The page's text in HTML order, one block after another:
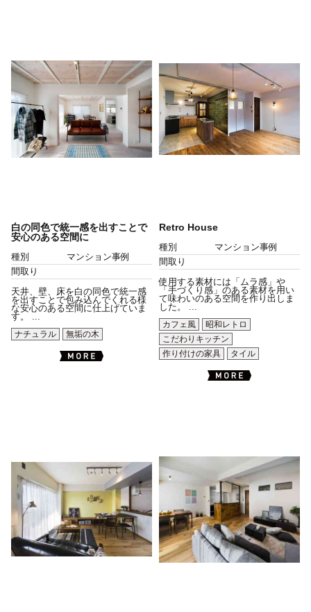
白の同色で統一感を出すことで
安心のある空間に
種別
マンション事例
間取り
天井、壁、床を白の同色で統一感
を出すことで包み込んでくれる様
な安心のある空間に仕上げていま
す。 ...
ナチュラル
無垢の木
Retro House
種別
マンション事例
間取り
使用する素材には「ムラ感」や
「手づくり感」のある素材を用い
て味わいのある空間を作り出しま
した。 ...
カフェ風
昭和レトロ
こだわりキッチン
作り付けの家具
タイル